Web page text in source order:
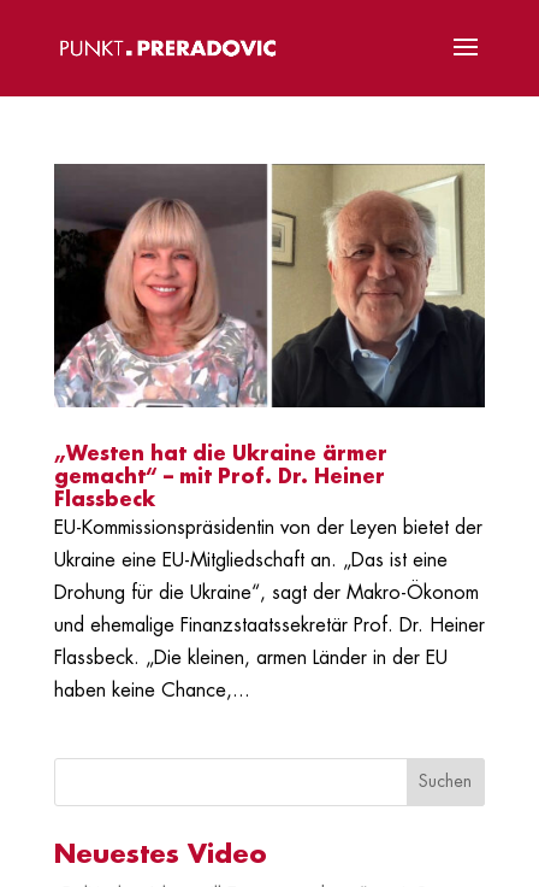
„Westen hat die Ukraine ärmer
gemacht“ – mit Prof. Dr. Heiner
Flassbeck
EU-Kommissionspräsidentin von der Leyen bietet der
Ukraine eine EU-Mitgliedschaft an. „Das ist eine
Drohung für die Ukraine“, sagt der Makro-Ökonom
und ehemalige Finanzstaatssekretär Prof. Dr. Heiner
Flassbeck. „Die kleinen, armen Länder in der EU
haben keine Chance,...
Neuestes Video